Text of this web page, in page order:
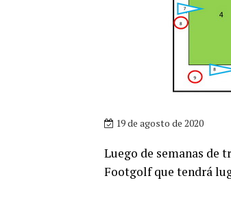
19 de agosto de 2020
Luego de semanas de
Footgolf que tendrá